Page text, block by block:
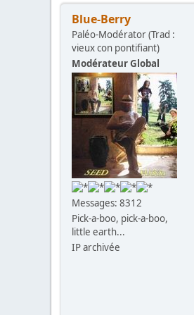
Blue-Berry
Paléo-Modérator (Trad :
vieux con pontifiant)
Modérateur Global
Messages: 8312
Pick-a-boo, pick-a-boo,
little earth...
IP archivée